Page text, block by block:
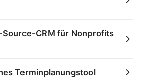
Source-CRM für Nonprofits
Terminplanungstool